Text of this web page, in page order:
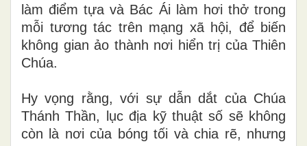
làm điểm tựa và Bác Ái làm hơi thở trong
mỗi tương tác trên mạng xã hội, để biến
không gian ảo thành nơi hiển trị của Thiên
Chúa.
Hy vọng rằng, với sự dẫn dắt của Chúa
Thánh Thần, lục địa kỹ thuật số sẽ không
còn là nơi của bóng tối và chia rẽ, nhưng